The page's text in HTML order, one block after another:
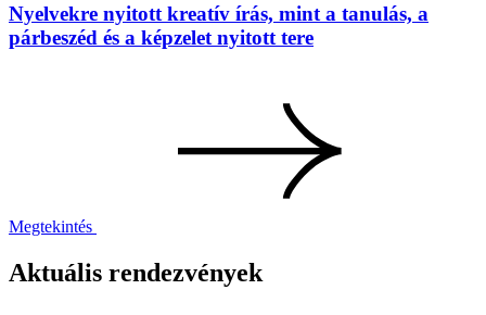
Nyelvekre nyitott kreatív írás, mint a tanulás, a
párbeszéd és a képzelet nyitott tere
Megtekintés
Aktuális rendezvények